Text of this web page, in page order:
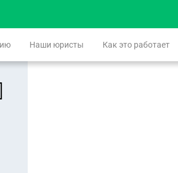
Наши юристы Как это работает